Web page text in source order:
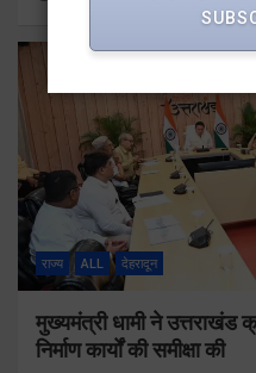
राज्य ALL देहरादून
मुख्यमंत्री धामी ने उत्तराखंड
निर्माण कार्यों की समीक्षा की